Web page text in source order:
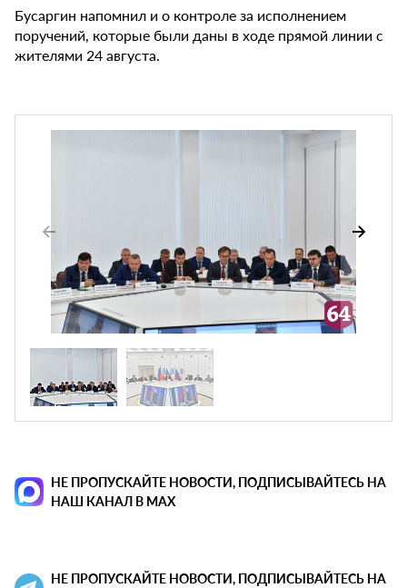
Бусаргин напомнил и о контроле за исполнением
поручений, которые были даны в ходе прямой линии с
жителями 24 августа.
НЕ ПРОПУСКАЙТЕ НОВОСТИ, ПОДПИСЫВАЙТЕСЬ НА
НАШ КАНАЛ В MAX
НЕ ПРОПУСКАЙТЕ НОВОСТИ, ПОДПИСЫВАЙТЕСЬ НА